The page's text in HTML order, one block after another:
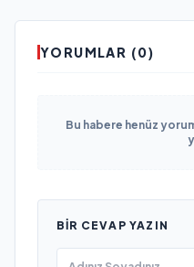
YORUMLAR (0)
Bu habere henüz
BIR CEVAP YAZIN